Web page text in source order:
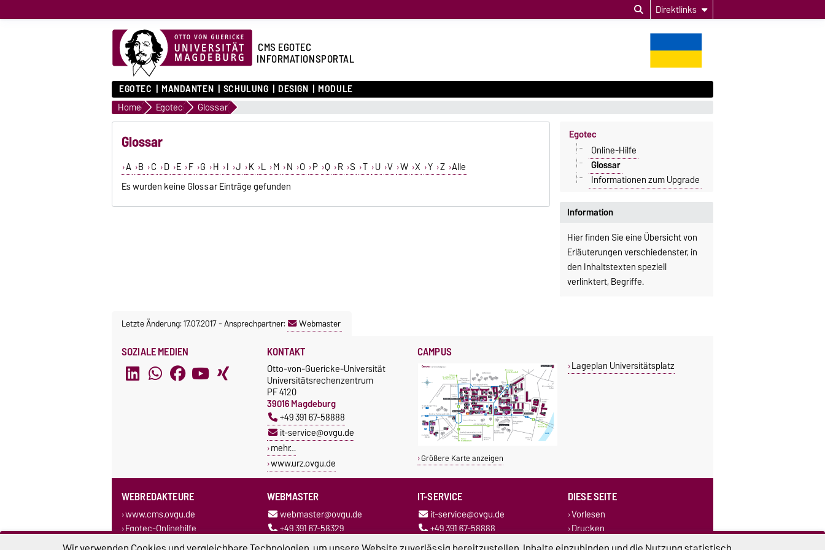
Direktlinks
CMS EGOTEC
INFORMATIONSPORTAL
EGOTEC MANDANTEN SCHULUNG DESIGN MODULE
Home Egotec Glossar
Glossar
A B C D E F G H I J K L M N O P Q R S T U V W X Y Z Alle
Es wurden keine Glossar Einträge gefunden
Information
Hier finden Sie eine Übersicht von
Erläuterungen verschiedenster, in
den Inhaltstexten speziell
verlinktert, Begriffe.
Egotec
Online-Hilfe
Glossar
Informationen zum Upgrade
Letzte Änderung: 17.07.2017-Ansprechpartner: Webmaster
SOZIALE MEDIEN KONTAKT
Otto-von-Guericke-Universität
Universitätsrechenzentrum
PF 4120
39016 Magdeburg
+49 391 67-58888
it-service@ovgu.de
mehr…
www.urz.ovgu.de
CAMPUS
Größere Karte anzeigen
Lageplan Universitätsplatz
WEBREDAKTEURE
www.cms.ovgu.de
Egotec-Onlinehilfe
WEBMASTER
webmaster@ovgu.de
+49 391 67-58329
IT-SERVICE
it-service@ovgu.de
+49 391 67-58888
DIESE SEITE
Vorlesen
Drucken
Permalink